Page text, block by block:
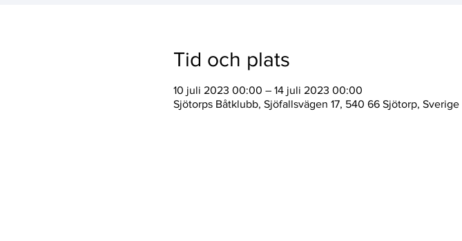
Tid och plats
10 juli 2023 00:00 – 14 juli 2023 00:00
Sjötorps Båtklubb, Sjöfallsvägen 17, 540 66 Sjötorp, Sverige